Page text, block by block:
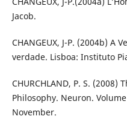
Jacob.
CHANGEUX, J-P. (2004b) A
verdade. Lisboa: Instituto
CHURCHLAND, P. S.
Philosophy. Neuron.
November.